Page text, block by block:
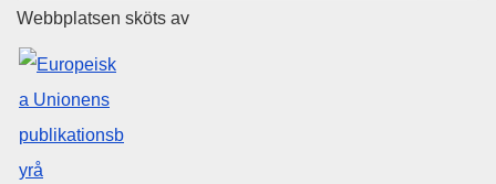
IMMC : ST 8809 2025 ADD 1
Europeiska unionens
Webbplatsen sköts av